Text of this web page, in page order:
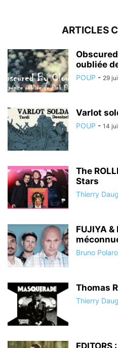
ARTICLES
oubliée
POUP - 29
Varlot
POUP - 14
The
Stars
Thierry
FUJIYA
Bruno
Thomas
Thierry